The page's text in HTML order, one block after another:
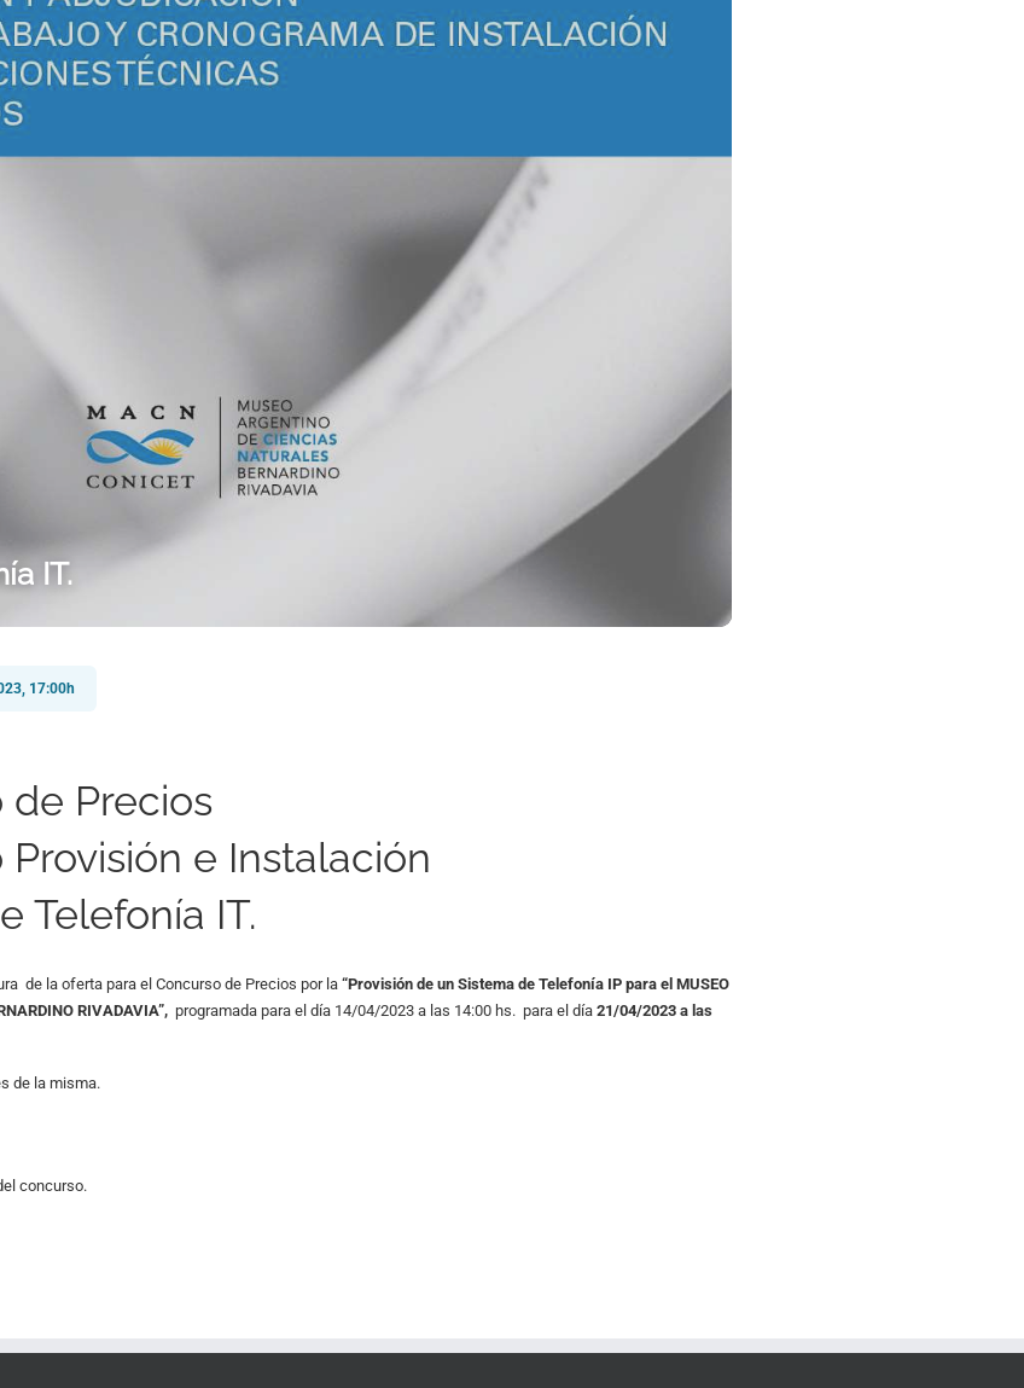
IT.
17:00h
de Precios
e Instalación
Telefonía IT.
de la oferta para el Concurso de Precios por la “Provisión de un Sistema de Telefonía IP para el MUSEO
RIVADAVIA”, programada para el día 14/04/2023 a las 14:00 hs. para el día 21/04/2023 a las
de la misma.
concurso.